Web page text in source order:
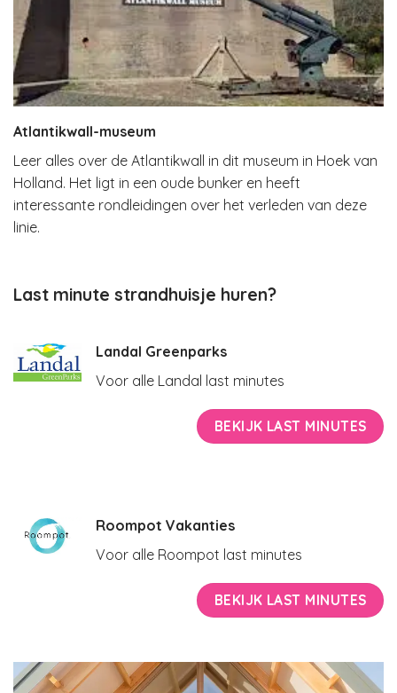
Atlantikwall-museum
Leer alles over de Atlantikwall in dit museum in Hoek van
Holland. Het ligt in een oude bunker en heeft
interessante rondleidingen over het verleden van deze
linie.
Last minute strandhuisje huren?
Landal Greenparks
Voor alle Landal last minutes
BEKIJK LAST MINUTES
Roompot Vakanties
Voor alle Roompot last minutes
BEKIJK LAST MINUTES